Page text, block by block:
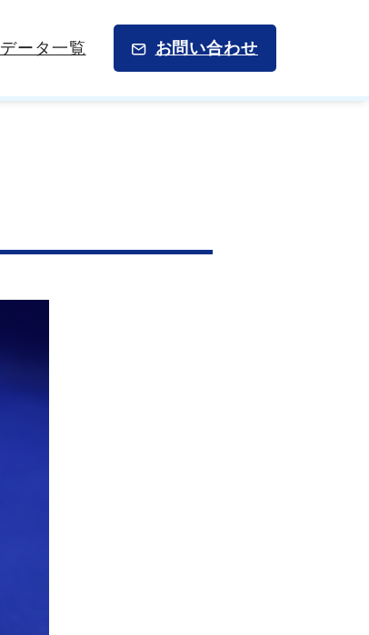
データ一覧 お問い合わせ